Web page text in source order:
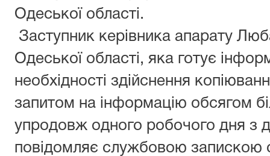
Одеської області.
Заступник керівника апарату
Одеської області, яка готує
необхідності здійснення
запитом на інформацію обсягом
упродовж одного робочого дня з
повідомляє службовою запискою